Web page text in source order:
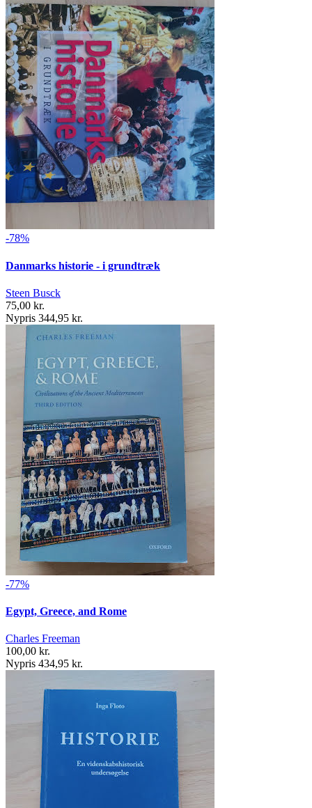
-78%
Danmarks historie - i grundtræk
Steen Busck
75,00 kr.
Nypris 344,95 kr.
-77%
Egypt, Greece, and Rome
Charles Freeman
100,00 kr.
Nypris 434,95 kr.